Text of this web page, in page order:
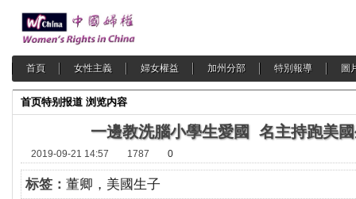
首頁 女性主義 婦女權益 加州分部 特別報導 圖
首页特别报道 浏览内容
一邊教洗腦小學生愛國 名主持跑美
2019-09-21 14:57 1787 0
标签： 董卿，美國生子